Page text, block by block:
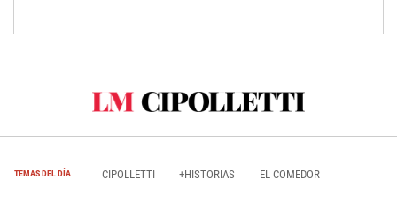
TEMAS DEL DÍA CIPOLLETTI +HISTORIAS EL COMEDOR